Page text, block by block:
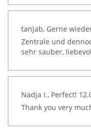
tanjab, Gerne
Zentrale und
sehr sauber,
Nadja I., Perfect!
Thank you very